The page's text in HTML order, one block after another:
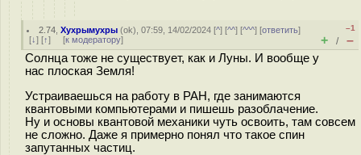
2.74 ,Хухрымухры (ok), 07:59, 14/02/2024 [^] [^^] [^^^] [ответить]
[↓] [↑] [к модератору]
–1
+ / –
Солнца тоже не существует, как и Луны. И вообще у
нас плоская Земля!
Устраиваешься на работу в РАН, где занимаются
квантовыми компьютерами и пишешь разоблачение.
Ну и основы квантовой механики чуть освоить, там совсем
не сложно. Даже я примерно понял что такое спин
запутанных частиц.